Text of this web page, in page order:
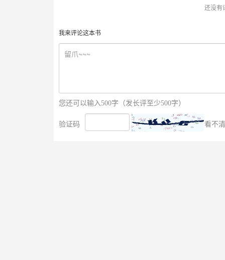
还没有
我来评论这本书
您还可以输入500字（发长评至少500字）
验证码 看不